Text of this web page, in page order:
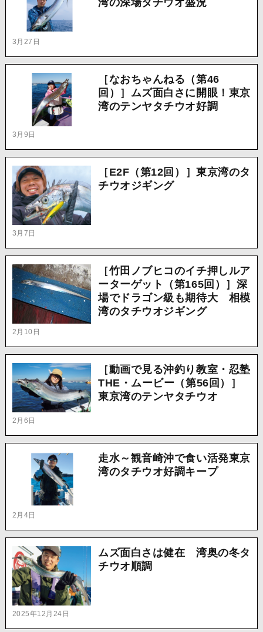
3月27日
3月9日
［なおちゃんねる（第46
回）］ムズ面白さに開眼！東京
湾のテンヤタチウオ好調
3月7日
［E2F（第12回）］東京湾のタ
チウオジギング
2月10日
［竹田ノブヒコのイチ押しルア
ーターゲット（第165回）］深
場でドラゴン級も期待大 相模
湾のタチウオジギング
2月6日
［動画で見る沖釣り教室・忍塾
THE・ムービー（第56回）］
東京湾のテンヤタチウオ
2月4日
走水～観音崎沖で食い活発東京
湾のタチウオ好調キープ
2025年12月24日
ムズ面白さは健在 湾奥の冬タ
チウオ順調